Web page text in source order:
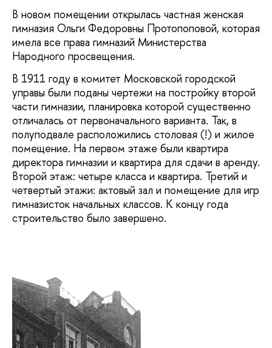
В новом помещении открылась частная женская
гимназия Ольги Федоровны Протопоповой, которая
имела все права гимназий Министерства
Народного просвещения.
В 1911 году в комитет Московской городской
управы были поданы чертежи на постройку второй
части гимназии, планировка которой существенно
отличалась от первоначального варианта. Так, в
полуподвале расположились столовая (!) и жилое
помещение. На первом этаже были квартира
директора гимназии и квартира для сдачи в аренду.
Второй этаж: четыре класса и квартира. Третий и
четвертый этажи: актовый зал и помещение для игр
гимназисток начальных классов. К концу года
строительство было завершено.